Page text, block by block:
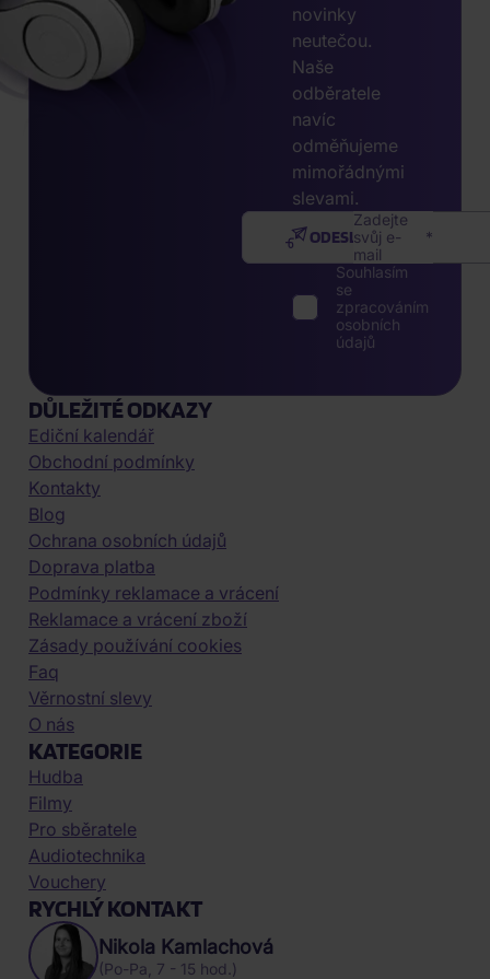
novinky
neutečou.
Naše
odběratele
navíc
odměňujeme
mimořádnými
slevami.
Zadejte
svůj e-
mail
ODESLAT
Souhlasím
se
zpracováním
osobních
údajů
DŮLEŽITÉ ODKAZY
Ediční kalendář
Obchodní podmínky
Kontakty
Blog
Ochrana osobních údajů
Doprava platba
Podmínky reklamace a vrácení
Reklamace a vrácení zboží
Zásady používání cookies
Faq
Věrnostní slevy
O nás
KATEGORIE
Hudba
Filmy
Pro sběratele
Audiotechnika
Vouchery
RYCHLÝ KONTAKT
Nikola Kamlachová
(Po-Pa, 7 - 15 hod.)